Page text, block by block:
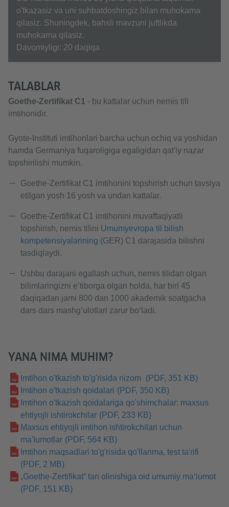
o'tkazasiz va uni suhbatdoshingiz bilan muhokama
qilasiz. Shuningdek, bahsli mavzuni juftlikda
muhokama qilasiz.
Davomiyligi: 20 daqiqa
TALABLAR
Goethe-Zertifikat C1 - bu kattalar uchun nemis tili
imtihonidir.
Gyote-Instituti imtihonlari barcha uchun ochiq va yoshidan
hamda Germaniya fuqaroligiga egaligidan qat'iy nazar
topshirilishi mumkin.
Goethe-Zertifikat C1 imtihonini topshirish uchun tavsiya
etilgan yosh 16 yosh va undan kattalar.
Goethe-Zertifikat C1 imtihonini muvaffaqiyatli
topshirish, nemis tilini Umumyevropa til bilish
kompetensiyalarining (GER) C1 darajasida bilishni
tasdiqlaydi.
Ushbu darajani egallash uchun, nemis tilidan olgan
bilimlaringizni e’tiborga olgan holda, har biri 45
daqiqadan jami 800 dan 1000 akademik soatgacha
dars dars mashg’ulotlari zarur bo‘ladi.
YANA NIMA MUHIM?
Imtihon o'tkazish to'g'risida nizom
(PDF, 351 KB)
Imtihon o'tkazish qoidalari (PDF, 350 KB)
Imtihon o'tkazish qoidalariga qo'shimchalar: maxsus
ehtiyojli ishtirokchilar (PDF, 233 KB)
Maxsus ehtiyojli imtihon ishtirokchilari uchun
ma'lumotlar (PDF, 564 KB)
Imtihon maqsadlari to'g'risida qo'llanma, test ta'rifi
(PDF, 2 MB)
„Goethe-Zertifikat“ tan olinishiga oid umumiy ma‘lumot
(PDF, 151 KB)